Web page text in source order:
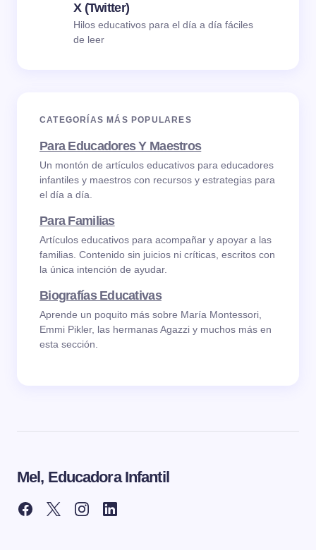
X (Twitter)
Hilos educativos para el día a día fáciles
de leer
CATEGORÍAS MÁS POPULARES
Para Educadores Y Maestros
Un montón de artículos educativos para educadores
infantiles y maestros con recursos y estrategias para
el día a día.
Para Familias
Artículos educativos para acompañar y apoyar a las
familias. Contenido sin juicios ni críticas, escritos con
la única intención de ayudar.
Biografías Educativas
Aprende un poquito más sobre María Montessori,
Emmi Pikler, las hermanas Agazzi y muchos más en
esta sección.
Mel, Educadora Infantil